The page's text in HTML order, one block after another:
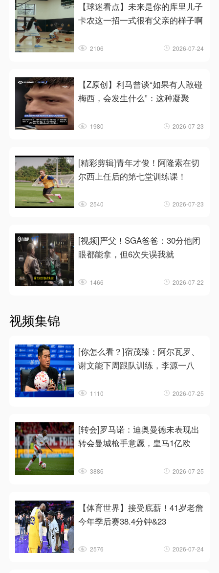
【球迷看点】未来是你的库里儿子
卡农这一招一式很有父亲的样子啊
2106 2026-07-24
【Z原创】利马曾谈“如果有人敢碰
梅西，会发生什么”：这种凝聚
1980 2026-07-23
[精彩剪辑]青年才俊！阿隆索在切
尔西上任后的第七堂训练课！
2540 2026-07-23
[视频]严父！SGA爸爸：30分他闭
眼都能拿，但6次失误我就
1466 2026-07-22
视频集锦
[你怎么看？]宿茂臻：阿尔瓦罗、
谢文能下周跟队训练，李源一八
1110 2026-07-25
[转会]罗马诺：迪奥曼德未表现出
转会曼城枪手意愿，皇马1亿欧
3886 2026-07-25
【体育世界】接受底薪！41岁老詹
今年季后赛38.4分钟&23
2576 2026-07-24